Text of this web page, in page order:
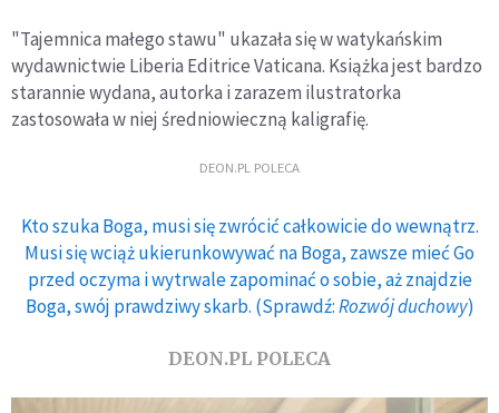
"Tajemnica małego stawu" ukazała się w watykańskim
wydawnictwie Liberia Editrice Vaticana. Książka jest bardzo
starannie wydana, autorka i zarazem ilustratorka
zastosowała w niej średniowieczną kaligrafię.
DEON.PL POLECA
Kto szuka Boga, musi się zwrócić całkowicie do wewnątrz.
Musi się wciąż ukierunkowywać na Boga, zawsze mieć Go
przed oczyma i wytrwale zapominać o sobie, aż znajdzie
Boga, swój prawdziwy skarb. (Sprawdź:Rozwój duchowy)
DEON.PL POLECA